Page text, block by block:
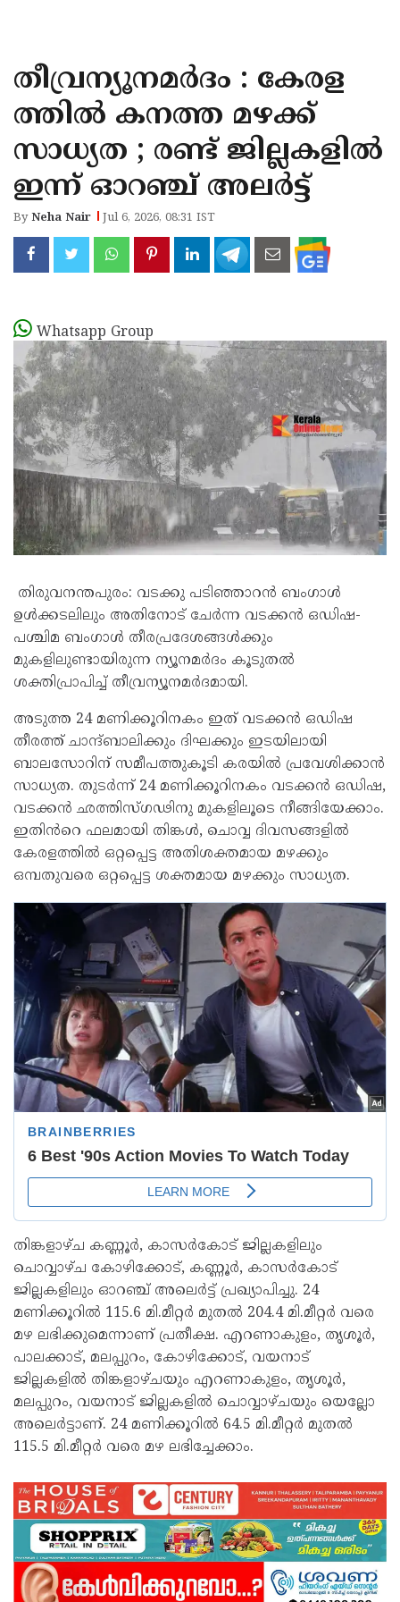
KANNUR
KASARAGOD
തീവ്രന്യൂനമർദം : കേരള
ത്തിൽ കനത്ത മഴക്ക്
സാധ്യത ; രണ്ട് ജില്ലകളിൽ
ഇന്ന് ഓറഞ്ച് അലർട്ട്
ByNeha Nair Jul 6, 2026, 08:31 IST
Whatsapp Group
തിരുവനന്തപുരം: വടക്കു പടിഞ്ഞാറൻ ബംഗാൾ
ഉൾക്കടലിലും അതിനോട് ചേർന്ന വടക്കൻ ഒഡിഷ-
പശ്ചിമ ബംഗാൾ തീരപ്രദേശങ്ങൾക്കും
മുകളിലുണ്ടായിരുന്ന ന്യൂനമർദം കൂടുതൽ
ശക്തിപ്രാപിച്ച് തീവ്രന്യൂനമർദമായി.
അടുത്ത 24 മണിക്കൂറിനകം ഇത് വടക്കൻ ഒഡിഷ
തീരത്ത് ചാന്ദ്ബാലിക്കും ദിഘക്കും ഇടയിലായി
ബാലസോറിന് സമീപത്തുകൂടി കരയിൽ പ്രവേശിക്കാൻ
സാധ്യത. തുടർന്ന് 24 മണിക്കൂറിനകം വടക്കൻ ഒഡിഷ,
വടക്കൻ ഛത്തിസ്‌ഗഢിനു മുകളിലൂടെ നീങ്ങിയേക്കാം.
ഇതിൻറെ ഫലമായി തിങ്കൾ, ചൊവ്വ ദിവസങ്ങളിൽ
കേരളത്തിൽ ഒറ്റപ്പെട്ട അതിശക്തമായ മഴക്കും
ഒമ്പതുവരെ ഒറ്റപ്പെട്ട ശക്തമായ മഴക്കും സാധ്യത.
തിങ്കളാഴ്ച കണ്ണൂർ, കാസർകോട് ജില്ലകളിലും
ചൊവ്വാഴ്ച കോഴിക്കോട്, കണ്ണൂർ, കാസർകോട്
ജില്ലകളിലും ഓറഞ്ച് അലെർട്ട് പ്രഖ്യാപിച്ചു. 24
മണിക്കൂറിൽ 115.6 മി.മീറ്റർ മുതൽ 204.4 മി.മീറ്റർ വരെ
മഴ ലഭിക്കുമെന്നാണ് പ്രതീക്ഷ. എറണാകുളം, തൃശൂർ,
പാലക്കാട്, മലപ്പുറം, കോഴിക്കോട്, വയനാട്
ജില്ലകളിൽ തിങ്കളാഴ്ചയും എറണാകുളം, തൃശൂർ,
മലപ്പുറം, വയനാട് ജില്ലകളിൽ ചൊവ്വാഴ്ചയും യെല്ലോ
അലെർട്ടാണ്. 24 മണിക്കൂറിൽ 64.5 മി.മീറ്റർ മുതൽ
115.5 മി.മീറ്റർ വരെ മഴ ലഭിച്ചേക്കാം.